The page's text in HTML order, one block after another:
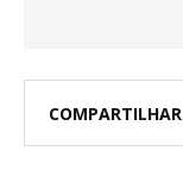
COMPARTILHAR